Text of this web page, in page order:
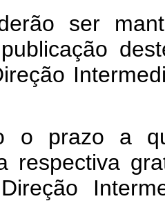
ser
o prazo a
respectiva